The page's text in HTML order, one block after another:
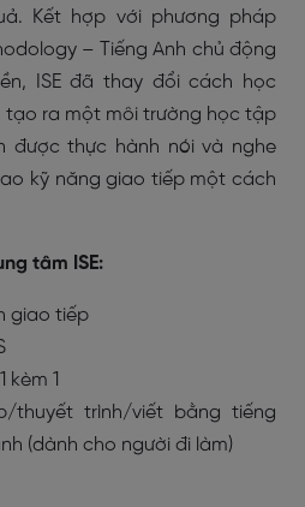
Kết hợp với phương pháp
– Tiếng Anh chủ động
ISE đã thay đổi cách học
tạo ra một môi trường học tập
được thực hành nói và nghe
kỹ năng giao tiếp một cách
tâm ISE:
giao tiếp
kèm 1
thuyết trình/viết bằng tiếng
(dành cho người đi làm)